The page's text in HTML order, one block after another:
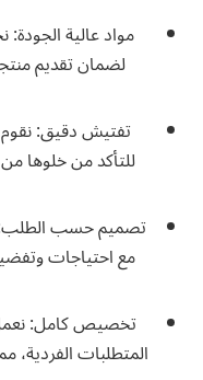
مواد عالية
لضمان تقديم
تفتيش دقيق:
للتأكد من خلوها
تصميم حسب
مع احتياجات
تخصيص كامل:
المتطلبات